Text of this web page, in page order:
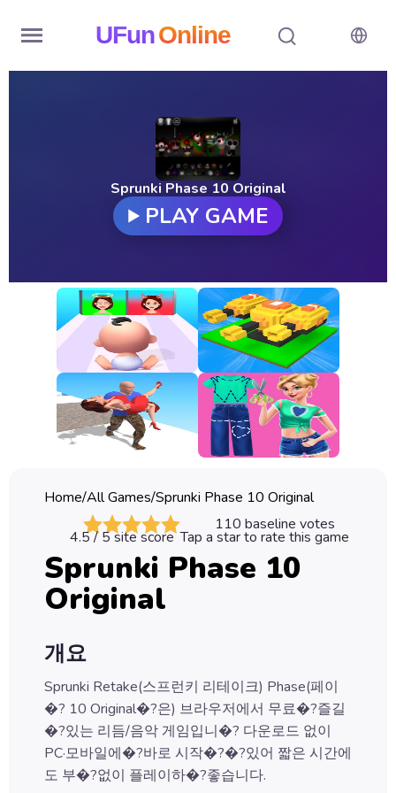
UFunOnline
New
Games
All
Games
Classic
Sprunki
Games
Car
Games
Run
Puzzle
Games
Sprunki Phase 10 Original
PLAY GAME
Home/All Games/Sprunki Phase 10 Original
110 baseline votes
4.5/ 5 site score Tap a star to rate this game
Sprunki Phase 10
Original
개요
Sprunki Retake(스프런키 리테이크) Phase(페이
�? 10 Original�?은) 브라우저에서 무료�?즐길
�?있는 리듬/음악 게임입니�? 다운로드 없이
PC·모바일에�?바로 시작�?�?있어 짧은 시간에
도 부�?없이 플레이하�?좋습니다.